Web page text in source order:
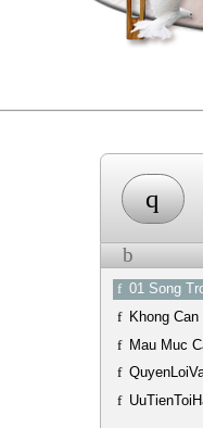
q
f 01 Song
f Khong
f Mau Muc
f
f
b